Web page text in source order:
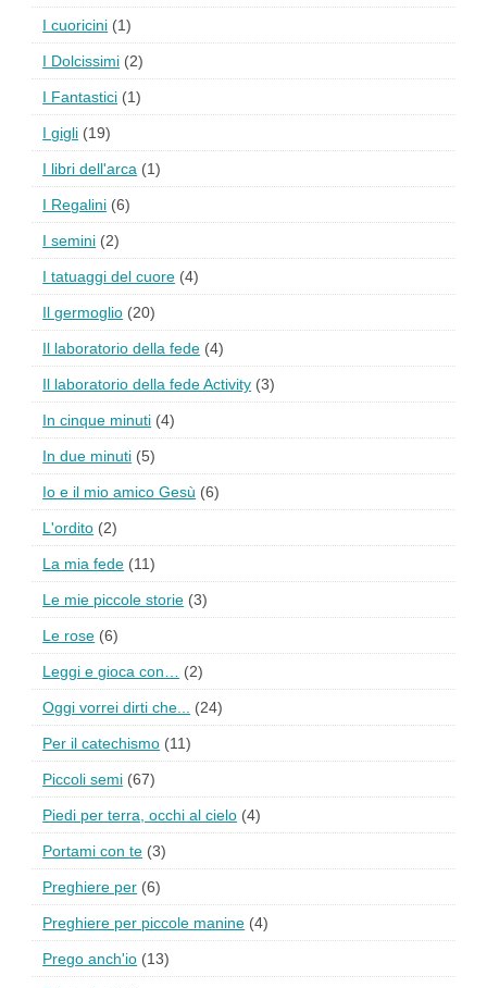
I cuoricini (1)
I Dolcissimi (2)
I Fantastici (1)
I gigli (19)
I libri dell'arca (1)
I Regalini (6)
I semini (2)
I tatuaggi del cuore (4)
Il germoglio (20)
Il laboratorio della fede (4)
Il laboratorio della fede Activity (3)
In cinque minuti (4)
In due minuti (5)
Io e il mio amico Gesù (6)
L'ordito (2)
La mia fede (11)
Le mie piccole storie (3)
Le rose (6)
Leggi e gioca con… (2)
Oggi vorrei dirti che... (24)
Per il catechismo (11)
Piccoli semi (67)
Piedi per terra, occhi al cielo (4)
Portami con te (3)
Preghiere per (6)
Preghiere per piccole manine (4)
Prego anch'io (13)